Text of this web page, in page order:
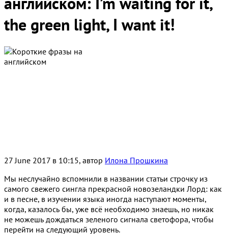
the green light, I want it!
27 June 2017 в 10:15, автор Илона Прошкина
Мы неслучайно вспомнили в названии статьи строчку из
самого свежего сингла прекрасной новозеландки Лорд: как
и в песне, в изучении языка иногда наступают моменты,
когда, казалось бы, уже всё необходимо знаешь, но никак
не можешь дождаться зеленого сигнала светофора, чтобы
перейти на следующий уровень.